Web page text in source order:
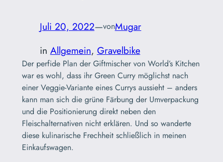
Juli 20, 2022—vonMugar
in Allgemein, Gravelbike
Der perfide Plan der Giftmischer von World’s Kitchen
war es wohl, dass ihr Green Curry möglichst nach
einer Veggie-Variante eines Currys aussieht – anders
kann man sich die grüne Färbung der Umverpackung
und die Positionierung direkt neben den
Fleischalternativen nicht erklären. Und so wanderte
diese kulinarische Frechheit schließlich in meinen
Einkaufswagen.